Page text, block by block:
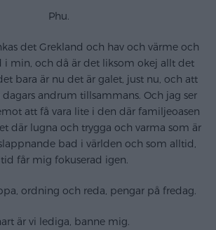
Phu.
det Grekland och hav och värme och
i min, och då är det liksom okej allt det
bara är nu det är galet, just nu, och att
dagars andrum tillsammans. Och jag ser
att få vara lite i den där familjeoasen
där lugna och trygga och varma som är
bad i världen och som alltid,
får mig fokuserad igen.
ordning och reda, pengar på fredag.
är vi lediga, banne mig.